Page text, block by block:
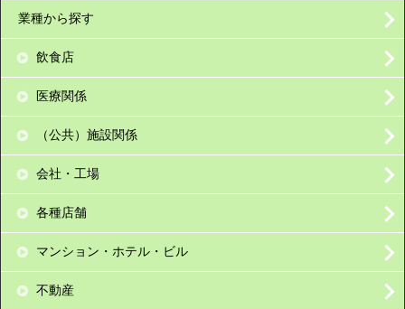
業種から探す
飲食店
医療関係
（公共）施設関係
会社・工場
各種店舗
マンション・ホテル・ビル
不動産